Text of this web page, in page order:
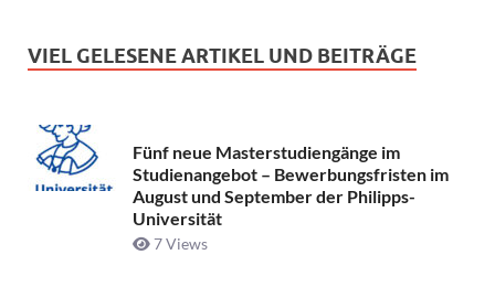
VIEL GELESENE ARTIKEL UND BEITRÄGE
Fünf neue Masterstudiengänge im
Studienangebot – Bewerbungsfristen im
August und September der Philipps-
Universität
7 Views